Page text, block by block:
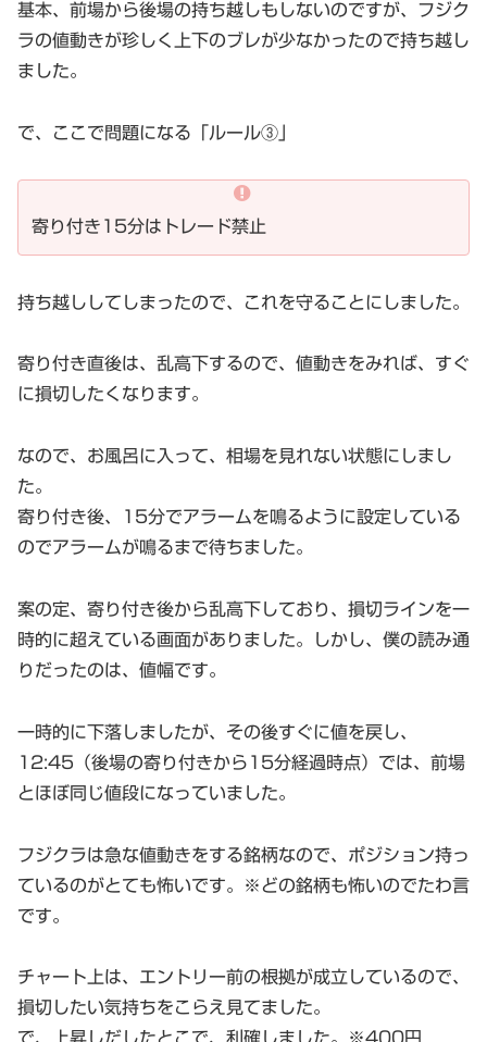
基本、前場から後場の持ち越しもしないのですが、フジク
ラの値動きが珍しく上下のブレが少なかったので持ち越し
ました。
で、ここで問題になる「ルール③」
寄り付き15分はトレード禁止
持ち越ししてしまったので、これを守ることにしました。
寄り付き直後は、乱高下するので、値動きをみれば、すぐ
に損切したくなります。
なので、お風呂に入って、相場を見れない状態にしまし
た。
寄り付き後、15分でアラームを鳴るように設定している
のでアラームが鳴るまで待ちました。
案の定、寄り付き後から乱高下しており、損切ラインを一
時的に超えている画面がありました。しかし、僕の読み通
りだったのは、値幅です。
一時的に下落しましたが、その後すぐに値を戻し、
12:45（後場の寄り付きから15分経過時点）では、前場
とほぼ同じ値段になっていました。
フジクラは急な値動きをする銘柄なので、ポジション持っ
ているのがとても怖いです。※どの銘柄も怖いのでたわ言
です。
チャート上は、エントリー前の根拠が成立しているので、
損切したい気持ちをこらえ見てました。
で、上昇しだしたとこで、利確しました。※400円